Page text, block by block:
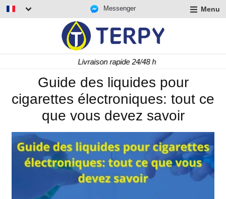
Messenger Menu
Livraison rapide 24/48 h
Guide des liquides pour
cigarettes électroniques: tout ce
que vous devez savoir